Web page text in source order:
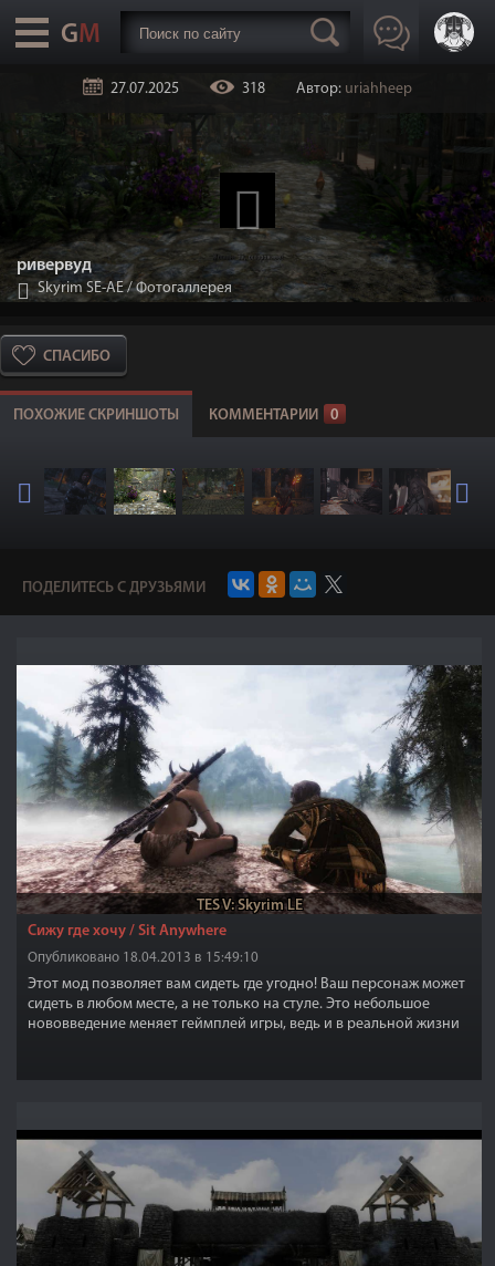
27.07.2025 318 Автор: uriahheep
ривервуд
Skyrim SE-АЕ/Фотогаллерея
СПАСИБО
ПОХОЖИЕ СКРИНШОТЫ КОММЕНТАРИИ 0
ПОДЕЛИТЕСЬ С ДРУЗЬЯМИ
TES V: Skyrim LE
Сижу где хочу / Sit Anywhere
Опубликовано 18.04.2013 в 15:49:10
Этот мод позволяет вам сидеть где угодно! Ваш персонаж может
сидеть в любом месте, а не только на стуле. Это небольшое
нововведение меняет геймплей игры, ведь и в реальной жизни